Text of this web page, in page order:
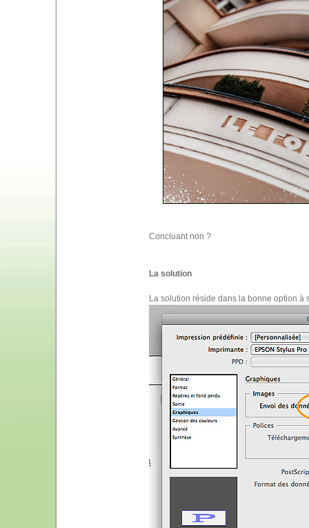
Concluant non ?
La solution
La solution réside dans la bonne option à